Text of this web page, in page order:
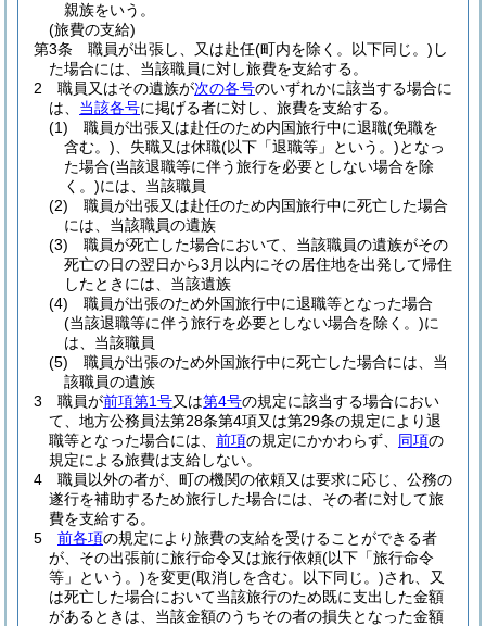
親族をいう。
(旅費の支給)
第3条
職員が出張し、又は赴任(町内を除く。以下同じ。) し
た場合には、当該職員に対し旅費を支給する。
2
職員又はその遺族が次の各号のいずれかに該当する場合に
は、 当該各号に掲げる者に対し、旅費を支給する。
(1)
職員が出張又は赴任のため内国旅行中に退職(免職を
含む。) 、失職又は休職(以下「退職等」という。)となっ
た場合(当該退職等に伴う旅行を必要としない場合を除
く。)には、当該職員
(2)
職員が出張又は赴任のため内国旅行中に死亡した場合
には、当該職員の遺族
(3)
職員が死亡した場合において、当該職員の遺族がその
死亡の日の翌日から3月以内にその居住地を出発して帰住
したときには、当該遺族
(4)
職員が出張のため外国旅行中に退職等となった場合
(当該退職等に伴う旅行を必要としない場合を除く。)に
は、当該職員
(5)
職員が出張のため外国旅行中に死亡した場合には、当
該職員の遺族
3
職員が前項第1号又は第4号の規定に該当する場合におい
て、地方公務員法第28条第4項又は第29条の規定により退
職等となった場合には、 前項の規定にかかわらず、 同項の
規定による旅費は支給しない。
4
職員以外の者が、町の機関の依頼又は要求に応じ、公務の
遂行を補助するため旅行した場合には、その者に対して旅
費を支給する。
5
前各項の規定により旅費の支給を受けることができる者
が、その出張前に旅行命令又は旅行依頼(以下「旅行命令
等」という。)を変更(取消しを含む。以下同じ。)され、又
は死亡した場合において当該旅行のため既に支出した金額
があるときは、当該金額のうちその者の損失となった金額